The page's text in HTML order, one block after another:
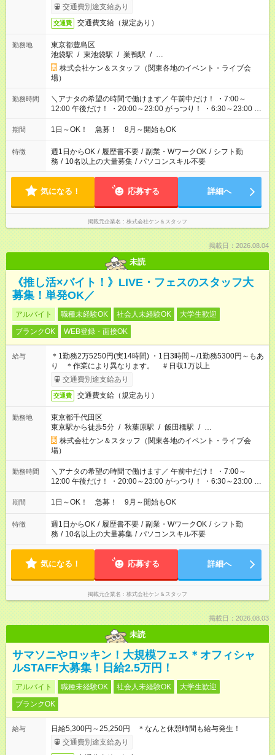
交通費別途支給あり
交通費 交通費支給（規定あり）
勤務地
東京都豊島区
池袋駅 / 東池袋駅 / 巣鴨駅 / …
株式会社ケン＆スタッフ（関東各地のイベント・ライブ会
場）
勤務時間
＼アナタの希望の時間で働けます／ 午前中だけ！ ・7:00～
12:00 午後だけ！ ・20:00～23:00 がっつり！ ・6:30～23:00 ・
12:00～21:00 ・16:00～翌8:00 …etc ※時間曜日イベントによ
り異なります。
期間 1日～OK！ 急募！ 8月～開始もOK
特徴 週1日からOK / 履歴書不要 / 副業・WワークOK / シフト勤
務 / 10名以上の大量募集 / パソコンスキル不要
気になる！ 応募する 詳細へ
掲載元企業名 株式会社ケン＆スタッフ
掲載日：2026.08.04
未読
《推し活×バイト！》LIVE・フェスのスタッフ大
募集！単発OK／
アルバイト 職種未経験OK 社会人未経験OK
大学生歓迎
ブランクOK
WEB登録・面接OK
給与
＊1勤務2万5250円(実14時間) ・1日3時間～/1勤務5300円～もあ
り ＊作業により異なります。 ＃日収1万以上
交通費別途支給あり
交通費 交通費支給（規定あり）
勤務地
東京都千代田区
東京駅から徒歩5分 / 秋葉原駅 / 飯田橋駅 / …
株式会社ケン＆スタッフ（関東各地のイベント・ライブ会
場）
勤務時間
＼アナタの希望の時間で働けます／ 午前中だけ！ ・7:00～
12:00 午後だけ！ ・20:00～23:00 がっつり！ ・6:30～23:00 ・
12:00～21:00 ・16:00～翌8:00 …etc ※時間曜日イベントによ
り異なります。
期間 1日～OK！ 急募！ 9月～開始もOK
特徴 週1日からOK / 履歴書不要 / 副業・WワークOK / シフト勤
務 / 10名以上の大量募集 / パソコンスキル不要
気になる！ 応募する 詳細へ
掲載元企業名 株式会社ケン＆スタッフ
掲載日：2026.08.03
未読
サマソニやロッキン！大規模フェス＊オフィシャ
ルSTAFF大募集！日給2.5万円！
アルバイト 職種未経験OK 社会人未経験OK
大学生歓迎
ブランクOK
給与
日給5,300円～25,250円 ＊なんと休憩時間も給与発生！
交通費別途支給あり